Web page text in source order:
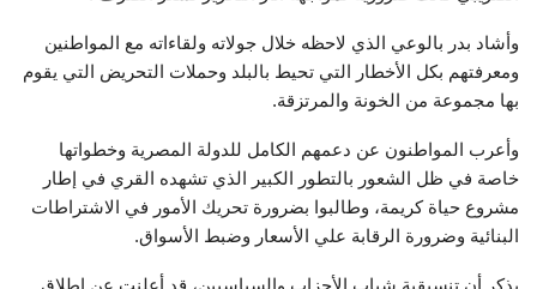
وأشاد بدر بالوعي الذي لاحظه خلال جولاته ولقاءاته مع المواطنين
ومعرفتهم بكل الأخطار التي تحيط بالبلد وحملات التحريض التي يقوم
بها مجموعة من الخونة والمرتزقة.
وأعرب المواطنون عن دعمهم الكامل للدولة المصرية وخطواتها
خاصة في ظل الشعور بالتطور الكبير الذي تشهده القري في إطار
مشروع حياة كريمة، وطالبوا بضرورة تحريك الأمور في الاشتراطات
البنائية وضرورة الرقابة علي الأسعار وضبط الأسواق.